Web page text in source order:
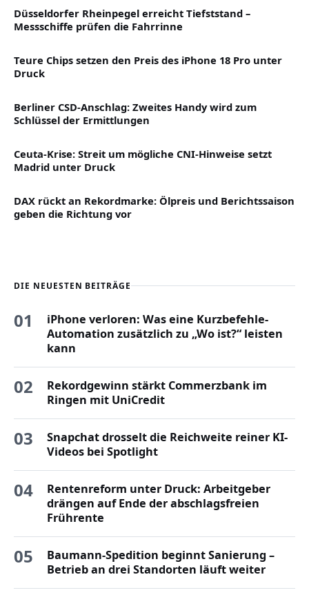
Düsseldorfer Rheinpegel erreicht Tiefststand –
Messschiffe prüfen die Fahrrinne
Teure Chips setzen den Preis des iPhone 18 Pro unter
Druck
Berliner CSD-Anschlag: Zweites Handy wird zum
Schlüssel der Ermittlungen
Ceuta-Krise: Streit um mögliche CNI-Hinweise setzt
Madrid unter Druck
DAX rückt an Rekordmarke: Ölpreis und Berichtssaison
geben die Richtung vor
DIE NEUESTEN BEITRÄGE
01
iPhone verloren: Was eine Kurzbefehle-
Automation zusätzlich zu „Wo ist?“ leisten
kann
02
Rekordgewinn stärkt Commerzbank im
Ringen mit UniCredit
03
Snapchat drosselt die Reichweite reiner KI-
Videos bei Spotlight
04
Rentenreform unter Druck: Arbeitgeber
drängen auf Ende der abschlagsfreien
Frührente
05
Baumann-Spedition beginnt Sanierung –
Betrieb an drei Standorten läuft weiter